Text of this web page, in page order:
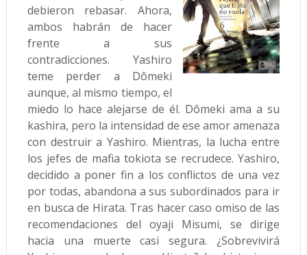
debieron rebasar. Ahora,
ambos habrán de hacer
frente a sus
contradicciones. Yashiro
teme perder a Dômeki
aunque, al mismo tiempo, el
miedo lo hace alejarse de él. Dômeki ama a su
kashira, pero la intensidad de ese amor amenaza
con destruir a Yashiro. Mientras, la lucha entre
los jefes de mafia tokiota se recrudece. Yashiro,
decidido a poner fin a los conflictos de una vez
por todas, abandona a sus subordinados para ir
en busca de Hirata. Tras hacer caso omiso de las
recomendaciones del oyaji Misumi, se dirige
hacia una muerte casi segura. ¿Sobrevivirá